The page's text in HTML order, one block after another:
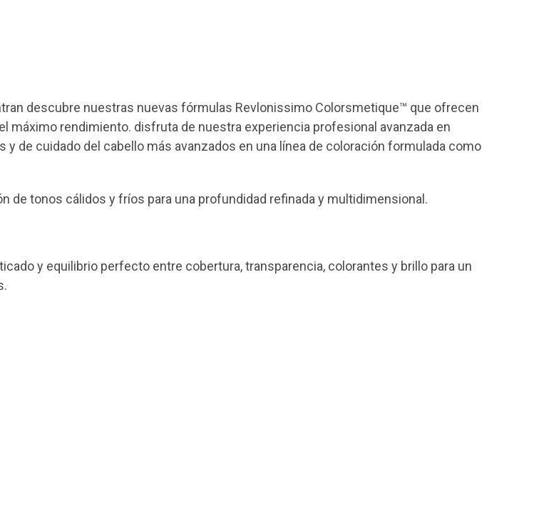
descubre nuestras nuevas fórmulas Revlonissimo Colorsmetique™ que ofrecen
máximo rendimiento. disfruta de nuestra experiencia profesional avanzada en
de cuidado del cabello más avanzados en una línea de coloración formulada como
tonos cálidos y fríos para una profundidad refinada y multidimensional.
y equilibrio perfecto entre cobertura, transparencia, colorantes y brillo para un